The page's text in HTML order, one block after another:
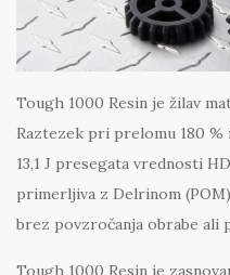
Tough 1000 Resin je žilav
Raztezek pri prelomu 180
13,1 J presegata vrednosti
primerljiva z Delrinom
brez povzročanja obrabe ali